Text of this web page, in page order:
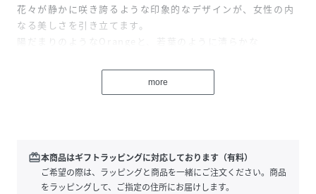
花々が静かに咲き誇るような印象的なデザインが、女性の内
なる美しさを引き立てます。
陽だまりのようなOrangeと、若葉のように清らかな
心をときめかせる優美なデザインが素肌にそっと華を添え
る、美しく優雅なランジェリーコレクションです。
フロントはすっきりと、背中は華やかに。動くたびに花が揺
れるような、ドラマティックな後ろ姿を演出します。
バスト下までしっかりとホールドしてくれるロング丈は、安
more
redeem本商品はギフトラッピングに対応しております（有料）
ご希望の際は、ラッピングと商品を一緒にご注文ください。商品
をラッピングして、ご指定の住所にお届けします。